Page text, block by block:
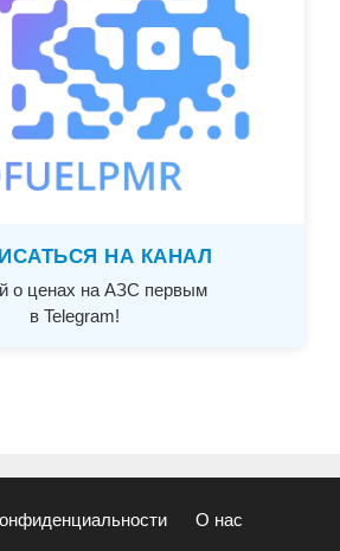
НА КАНАЛ
о ценах на АЗС первым
в Telegram!
О нас